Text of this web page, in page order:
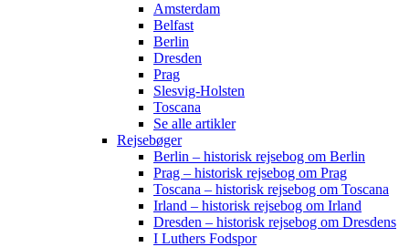
Amsterdam
Belfast
Berlin
Dresden
Prag
Slesvig-Holsten
Toscana
Se alle artikler
Rejsebøger
Berlin – historisk rejsebog om Berlin
Prag – historisk rejsebog om Prag
Toscana – historisk rejsebog om Toscana
Irland – historisk rejsebog om Irland
Dresden – historisk rejsebog om Dresdens
I Luthers Fodspor